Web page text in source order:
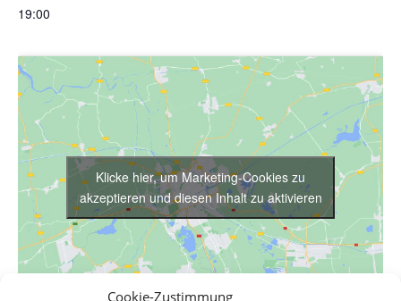
Cookie-Zustimmung
19:00
Klicke hier, um Marketing-Cookies zu
akzeptieren und diesen Inhalt zu aktivieren